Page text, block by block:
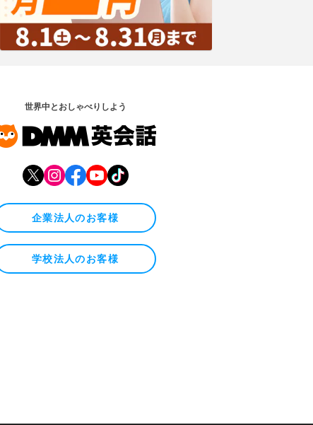
世界中とおしゃべりしよう
企業法人のお客様
学校法人のお客様